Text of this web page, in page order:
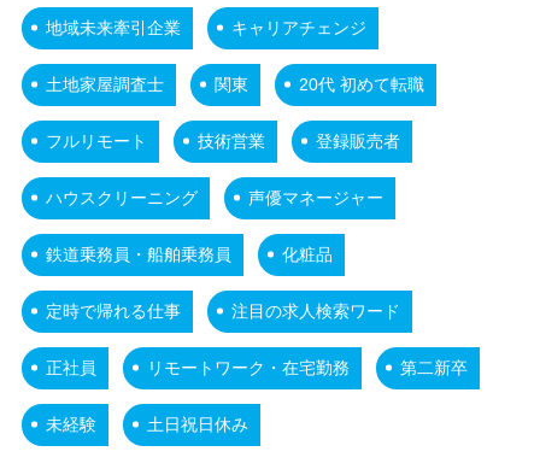
地域未来牽引企業 キャリアチェンジ
土地家屋調査士 関東 20代 初めて転職
フルリモート 技術営業 登録販売者
ハウスクリーニング 声優マネージャー
鉄道乗務員・船舶乗務員 化粧品
定時で帰れる仕事 注目の求人検索ワード
正社員 リモートワーク・在宅勤務 第二新卒
未経験 土日祝日休み